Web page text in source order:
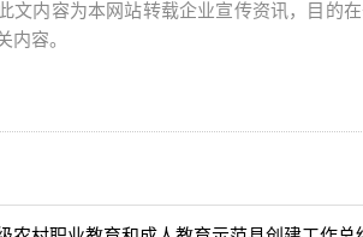
文内容为本网站转载企业宣传资讯，目的
内容。